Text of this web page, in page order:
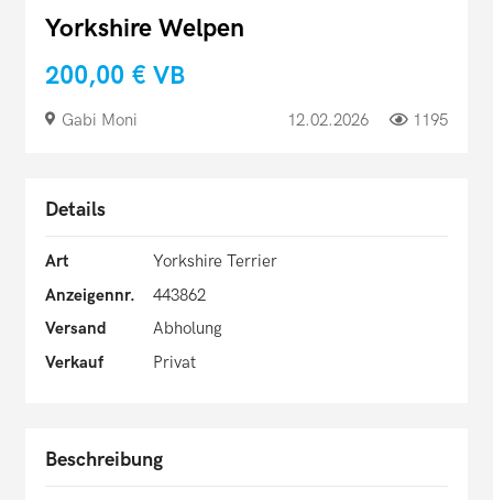
Yorkshire Welpen
200,00 € VB
Gabi Moni 12.02.2026 1195
Details
Art
Yorkshire Terrier
Anzeigennr.
443862
Versand
Abholung
Verkauf
Privat
Beschreibung